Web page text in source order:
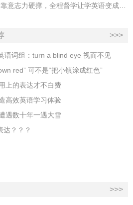
【2026英语怎么学？】不用靠意志力硬撑，全程督学让学英语变成日常习惯
>>>
语词组：turn a blind eye 视而不见
red” 可不是“把小镇涂成红色”
上的表达才不白费
高效英语学习体验
遇数十年一遇大雪
达？？？
>>>